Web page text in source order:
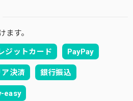
ます。
ジットカード PayPay
ア決済 銀行振込
easy